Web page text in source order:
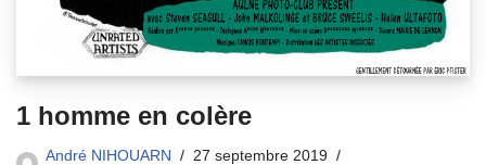
1 homme en colère
André NIHOUARN
27 septembre 2019